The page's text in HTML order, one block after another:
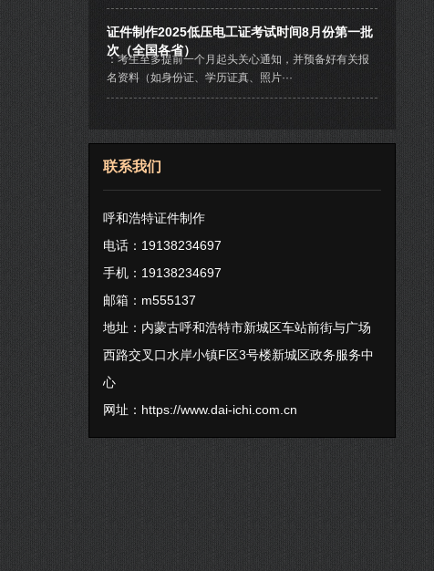
证件制作2025低压电工证考试时间8月份第一批
次（全国各省）
：考生至多提前一个月起头关心通知，并预备好有关报
名资料（如身份证、学历证真、照片···
联系我们
呼和浩特证件制作
电话：19138234697
手机：19138234697
邮箱：m555137
地址：内蒙古呼和浩特市新城区车站前街与广场
西路交叉口水岸小镇F区3号楼新城区政务服务中
心
网址： https://www.dai-ichi.com.cn